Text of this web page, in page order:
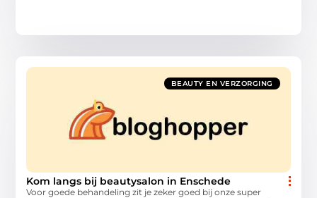
BEAUTY EN VERZORGING
Kom langs bij beautysalon in Enschede
Voor goede behandeling zit je zeker goed bij onze super